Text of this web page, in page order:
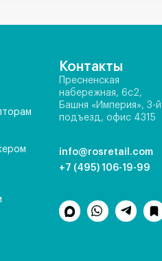
Контакты
Пресненская
набережная, 6с2,
Башня «Империя», 3-й
подъезд, офис 4315
info@rosretail.com
+7 (495) 106-19-99